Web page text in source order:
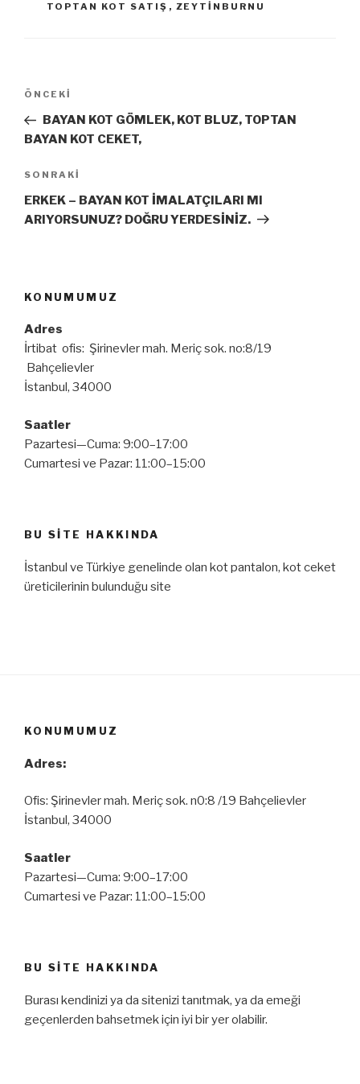
TOPTAN KOT SATIŞ , ZEYTINBURNU
Yazı
Önceki
Yazı
ÖNCEKI
BAYAN KOT GÖMLEK, KOT BLUZ, TOPTAN
BAYAN KOT CEKET,
Sonraki
Yazı
SONRAKI
ERKEK – BAYAN KOT İMALATÇILARI MI
ARIYORSUNUZ? DOĞRU YERDESİNİZ.
KONUMUMUZ
Adres
İrtibat ofis: Şirinevler mah. Meriç sok. no:8/19
Bahçelievler
İstanbul, 34000
Saatler
Pazartesi—Cuma: 9:00–17:00
Cumartesi ve Pazar: 11:00–15:00
BU SITE HAKKINDA
İstanbul ve Türkiye genelinde olan kot pantalon, kot ceket
üreticilerinin bulunduğu site
KONUMUMUZ
Adres:
Ofis: Şirinevler mah. Meriç sok. n0:8 /19 Bahçelievler
İstanbul, 34000
Saatler
Pazartesi—Cuma: 9:00–17:00
Cumartesi ve Pazar: 11:00–15:00
BU SITE HAKKINDA
Burası kendinizi ya da sitenizi tanıtmak, ya da emeği
geçenlerden bahsetmek için iyi bir yer olabilir.